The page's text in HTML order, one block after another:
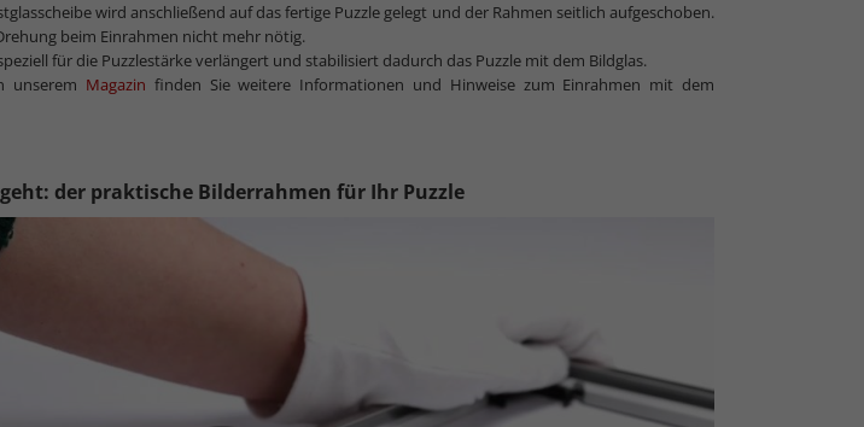
wird anschließend auf das fertige Puzzle gelegt und der Rahmen seitlich aufgeschoben.
beim Einrahmen nicht mehr nötig.
für die Puzzlestärke verlängert und stabilisiert dadurch das Puzzle mit dem Bildglas.
unserem Magazin finden Sie weitere Informationen und Hinweise zum Einrahmen mit dem
der praktische Bilderrahmen für Ihr Puzzle